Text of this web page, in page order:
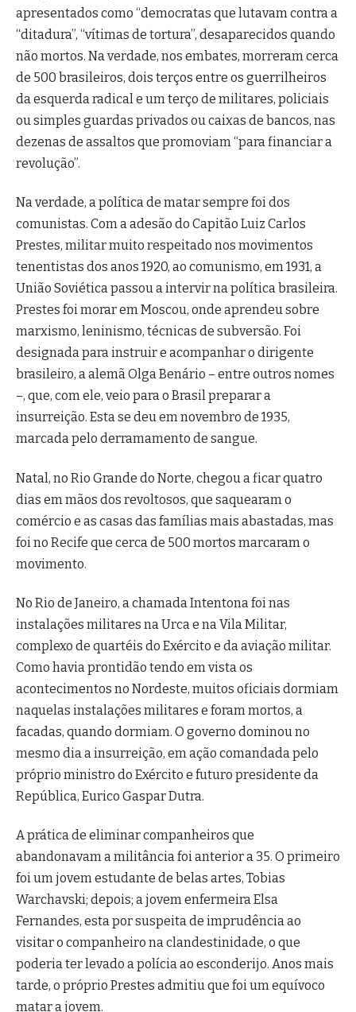
apresentados como “democratas que lutavam contra a
“ditadura”, “vítimas de tortura”, desaparecidos quando
não mortos. Na verdade, nos embates, morreram cerca
de 500 brasileiros, dois terços entre os guerrilheiros
da esquerda radical e um terço de militares, policiais
ou simples guardas privados ou caixas de bancos, nas
dezenas de assaltos que promoviam “para financiar a
revolução”.
Na verdade, a política de matar sempre foi dos
comunistas. Com a adesão do Capitão Luiz Carlos
Prestes, militar muito respeitado nos movimentos
tenentistas dos anos 1920, ao comunismo, em 1931, a
União Soviética passou a intervir na política brasileira.
Prestes foi morar em Moscou, onde aprendeu sobre
marxismo, leninismo, técnicas de subversão. Foi
designada para instruir e acompanhar o dirigente
brasileiro, a alemã Olga Benário – entre outros nomes
–, que, com ele, veio para o Brasil preparar a
insurreição. Esta se deu em novembro de 1935,
marcada pelo derramamento de sangue.
Natal, no Rio Grande do Norte, chegou a ficar quatro
dias em mãos dos revoltosos, que saquearam o
comércio e as casas das famílias mais abastadas, mas
foi no Recife que cerca de 500 mortos marcaram o
movimento.
No Rio de Janeiro, a chamada Intentona foi nas
instalações militares na Urca e na Vila Militar,
complexo de quartéis do Exército e da aviação militar.
Como havia prontidão tendo em vista os
acontecimentos no Nordeste, muitos oficiais dormiam
naquelas instalações militares e foram mortos, a
facadas, quando dormiam. O governo dominou no
mesmo dia a insurreição, em ação comandada pelo
próprio ministro do Exército e futuro presidente da
República, Eurico Gaspar Dutra.
A prática de eliminar companheiros que
abandonavam a militância foi anterior a 35. O primeiro
foi um jovem estudante de belas artes, Tobias
Warchavski; depois; a jovem enfermeira Elsa
Fernandes, esta por suspeita de imprudência ao
visitar o companheiro na clandestinidade, o que
poderia ter levado a polícia ao esconderijo. Anos mais
tarde, o próprio Prestes admitiu que foi um equívoco
matar a jovem.